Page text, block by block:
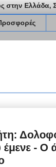
στην Ελλάδα,
έμενε -